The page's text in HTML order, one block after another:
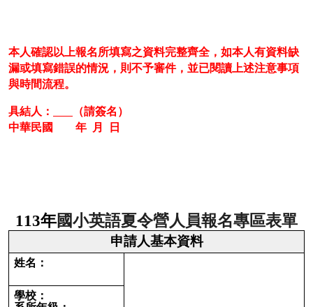
本人確認以上報名所填寫之資料完整齊全，如本人有資料缺
漏或填寫錯誤的情況，則不予審件，並已閱讀上述注意事項
與時間流程。
具結人：
（請簽名）
中華民國 年 月 日
113年國小英語夏令營人員報名專區表單
申請人基本資料
姓名：
學校：